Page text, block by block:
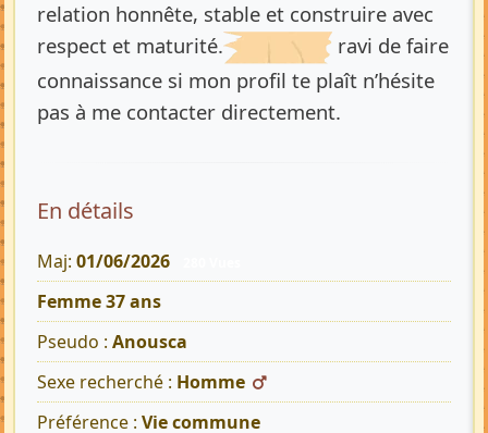
relation honnête, stable et construire avec
respect et maturité.
ravi de faire
connaissance si mon profil te plaît n’hésite
pas à me contacter directement.
En détails
Maj: 01/06/2026
Femme 37 ans
Pseudo : Anousca
Sexe recherché : Homme
Préférence : Vie commune